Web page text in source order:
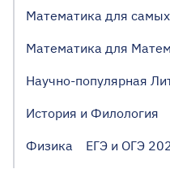
Математика для
Математика для
Научно-популярная
История и Филология
Физика
ЕГЭ и ОГЭ